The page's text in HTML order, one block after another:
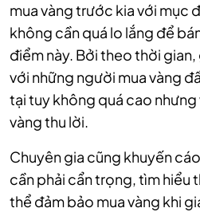
mua vàng trước kia với mục
không cần quá lo lắng để
điểm này. Bởi theo thời
với những người mua vàng
tại tuy không quá cao
vàng thu lời.
Chuyên gia cũng khuyến
cần phải cẩn trọng, tìm hiểu
thể đảm bảo mua vàng khi